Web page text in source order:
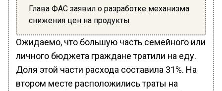
Глава ФАС заявил о разработке механизма
снижения цен на продукты
Ожидаемо, что большую часть семейного или
личного бюджета граждане тратили на еду.
Доля этой части расхода составила 31%. На
втором месте расположились траты на